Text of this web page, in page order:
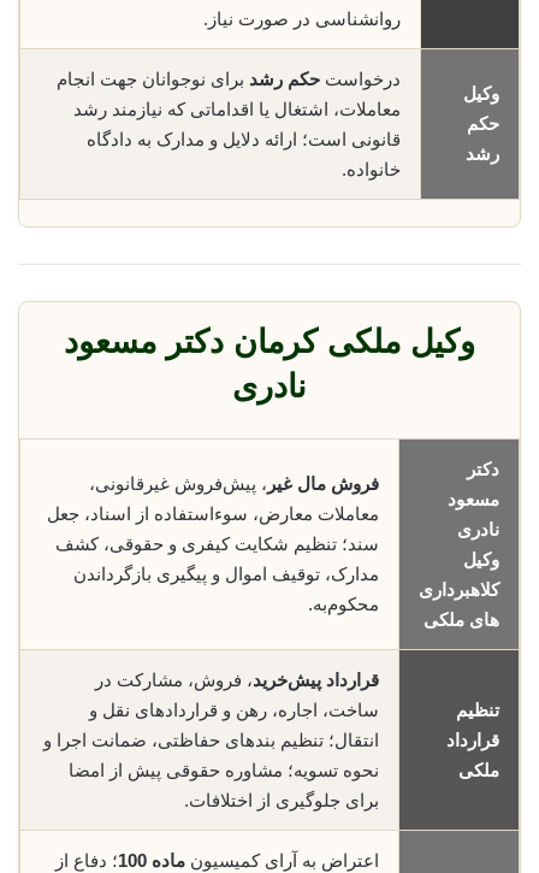
روانشناسی در صورت نیاز.
وکیل
حکم
رشد
درخواست حکم رشد برای نوجوانان جهت انجام
معاملات، اشتغال یا اقداماتی که نیازمند رشد
قانونی است؛ ارائه دلایل و مدارک به دادگاه
خانواده.
وکیل ملکی کرمان دکتر مسعود
نادری
دکتر
مسعود
نادری
وکیل
کلاهبرداری
های ملکی
فروش مال غیر ، پیش‌فروش غیرقانونی،
معاملات معارض، سوء‌استفاده از اسناد، جعل
سند؛ تنظیم شکایت کیفری و حقوقی، کشف
مدارک، توقیف اموال و پیگیری بازگرداندن
محکوم‌به.
تنظیم
قرارداد
ملکی
قرارداد پیش‌خرید، فروش، مشارکت در
ساخت، اجاره، رهن و قراردادهای نقل و
انتقال؛ تنظیم بندهای حفاظتی، ضمانت اجرا و
نحوه تسویه؛ مشاوره حقوقی پیش از امضا
برای جلوگیری از اختلافات.
اعتراض به آرای کمیسیون ماده 100
؛ دفاع از